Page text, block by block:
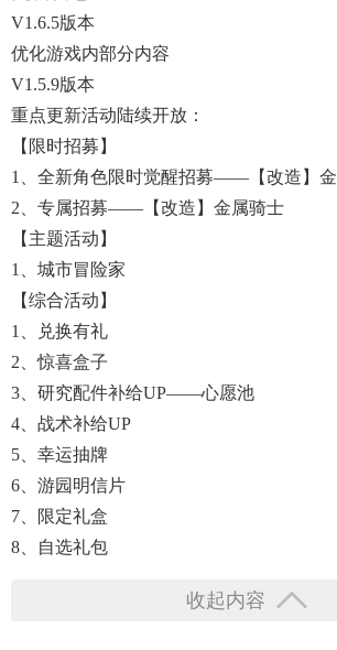
V1.6.5版本
优化游戏内部分内容
V1.5.9版本
重点更新活动陆续开放：
【限时招募】
1、全新角色限时觉醒招募——【改造】
2、专属招募——【改造】金属骑士
【主题活动】
1、城市冒险家
【综合活动】
1、兑换有礼
2、惊喜盒子
3、研究配件补给UP——心愿池
4、战术补给UP
5、幸运抽牌
6、游园明信片
7、限定礼盒
8、自选礼包
收起内容